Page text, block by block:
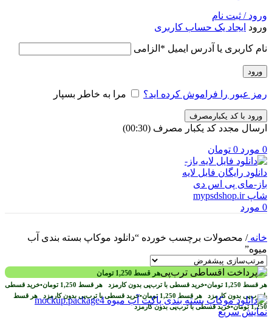
ورود / ثبت نام
ورود ایجاد یک حساب کاربری
نام کاربری یا آدرس ایمیل * الزامی
ورود
رمز عبور را فراموش کرده اید؟ مرا به خاطر بسپار
ورود با کد یکبارمصرف
ارسال مجدد کد یکبار مصرف (00:
30
)
0 مورد 0 تومان
0 مورد
خانه/ محصولات برچسب خورده “دانلود موکاپ بسته بندی آب
میوه”
هر قسط 1,250 تومان
هر قسط 1,250 تومان•خرید قسطی با ترب‌پی بدون کارمزد هر قسط 1,250 تومان•خرید قسطی
با ترب‌پی بدون کارمزد هر قسط 1,250 تومان•خرید قسطی با ترب‌پی بدون کارمزد هر قسط
1,250 تومان•خرید قسطی با ترب‌پی بدون کارمزدنمایش سریع